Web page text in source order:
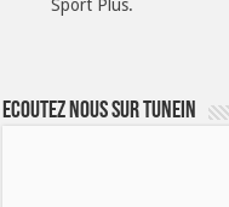
Sport Plus.
Ecoutez nous sur TuneIn